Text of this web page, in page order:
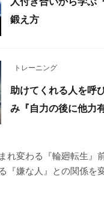
鍛え方
トレーニング
助けてくれる人を呼
み『自力の後に他力
れ変わる『輪廻転生』
『嫌な人』との関係を